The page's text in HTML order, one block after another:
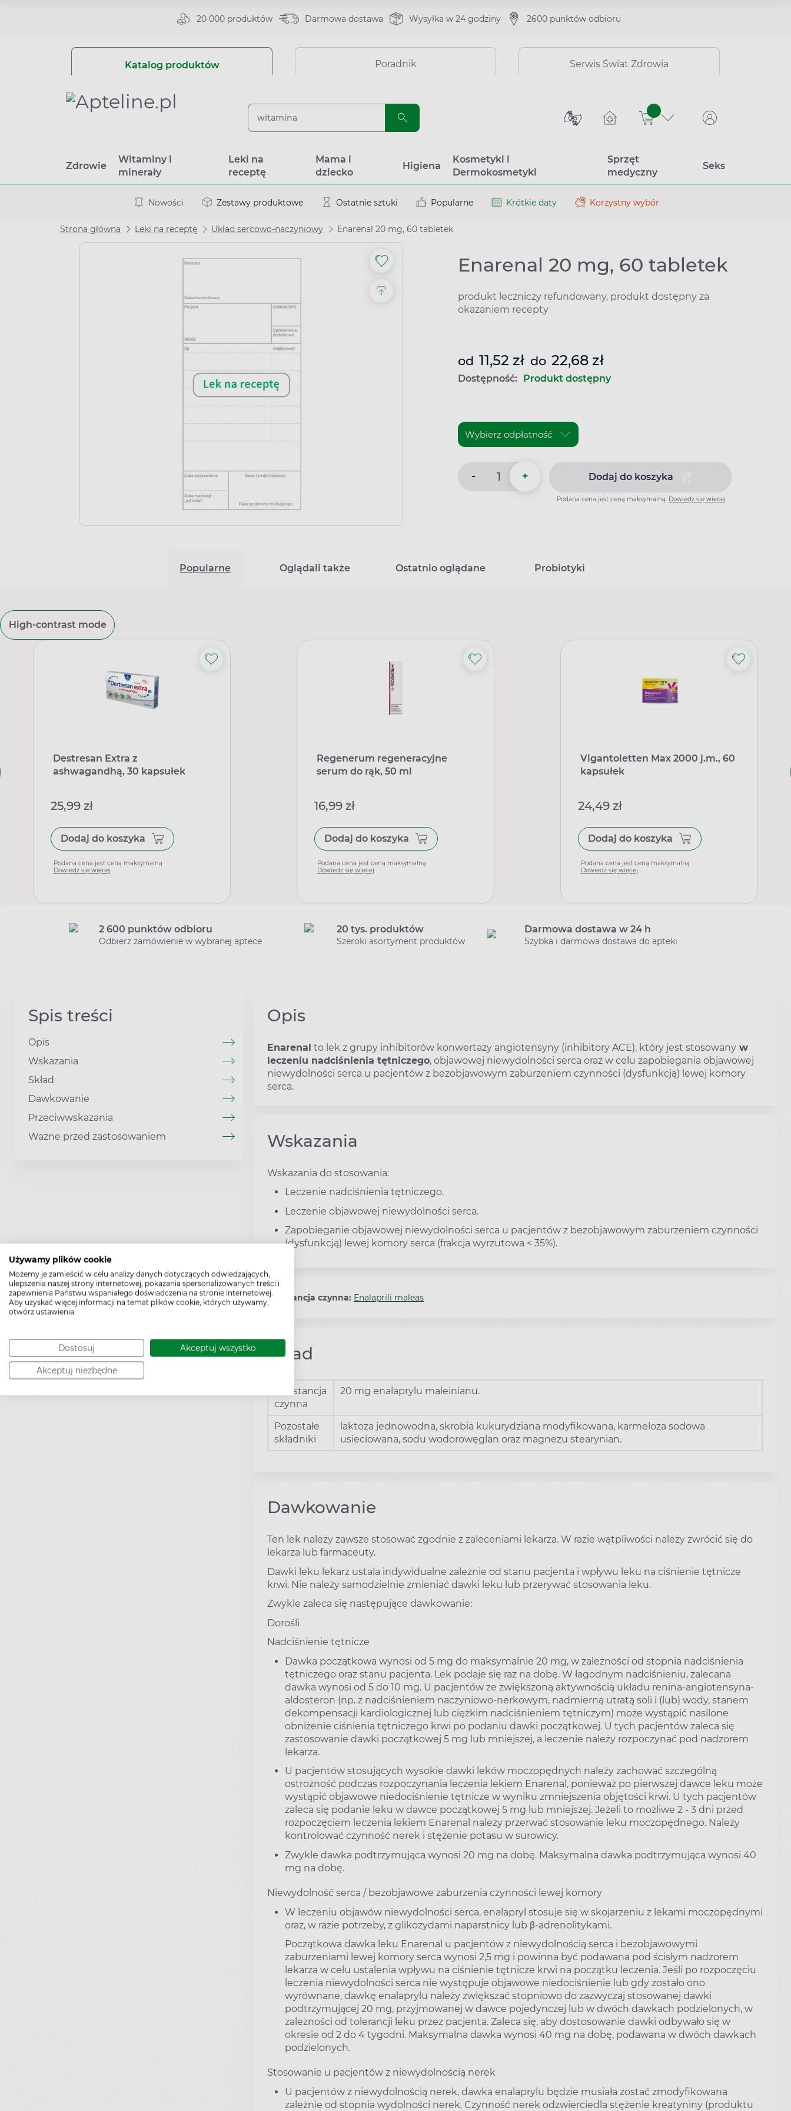
Używamy plików cookie
Możemy je zamieścić w celu analizy danych dotyczących odwiedzających,
ulepszenia naszej strony internetowej, pokazania spersonalizowanych treści i
zapewnienia Państwu wspaniałego doświadczenia na stronie internetowej.
Aby uzyskać więcej informacji na temat plików cookie, których używamy,
otwórz ustawienia.
Dostosuj Akceptuj wszystko
Akceptuj niezbędne
20 000 produktów Darmowa dostawa Wysyłka w 24 godziny 2600 punktów odbioru
Katalog produktów Poradnik Serwis Świat Zdrowia
sztuk
Zdrowie
Witaminy i
minerały
Leki na
receptę
Mama i
dziecko
Higiena
Kosmetyki i
Dermokosmetyki
Sprzęt
medyczny
Seks
Nowości Zestawy produktowe Ostatnie sztuki Popularne Krótkie daty Korzystny wybór
Strona główna Leki na receptę Układ sercowo-naczyniowy Enarenal 20 mg, 60 tabletek
Enarenal 20 mg, 60 tabletek
produkt leczniczy refundowany, produkt dostępny za
okazaniem recepty
od 11,52 zł do 22,68 zł
Dostępność: Produkt dostępny
- + Dodaj do koszykaDodaj do koszyka Enarenal 20
Podana cena jest ceną maksymalną. Dowiedz się więcej
Popularne Oglądali także Ostatnio oglądane Probiotyki
High-contrast mode
Destresan Extra z
ashwagandhą, 30 kapsułek
25,99 zł
Dodaj do koszyka
Podana cena jest ceną maksymalną
Dowiedz się więcej
Regenerum regeneracyjne
serum do rąk, 50 ml
16,99 zł
Dodaj do koszyka
Podana cena jest ceną maksymalną
Dowiedz się więcej
Vigantoletten Max 2000 j.m., 60
kapsułek
24,49 zł
Dodaj do koszyka
Podana cena jest ceną maksymalną
Dowiedz się więcej
2 600 punktów odbioru
Odbierz zamówienie w wybranej aptece
20 tys. produktów
Szeroki asortyment produktów
Darmowa dostawa w 24 h
Szybka i darmowa dostawa do apteki
Spis treści
Opis
Wskazania
Skład
Dawkowanie
Przeciwwskazania
Ważne przed zastosowaniem
Opis
Enarenal to lek z grupy inhibitorów konwertazy angiotensyny (inhibitory ACE), który jest stosowany w
leczeniu nadciśnienia tętniczego, objawowej niewydolności serca oraz w celu zapobiegania objawowej
niewydolności serca u pacjentów z bezobjawowym zaburzeniem czynności (dysfunkcją) lewej komory
serca.
Wskazania
Wskazania do stosowania:
Leczenie nadciśnienia tętniczego.
Leczenie objawowej niewydolności serca.
Zapobieganie objawowej niewydolności serca u pacjentów z bezobjawowym zaburzeniem czynności
(dysfunkcją) lewej komory serca (frakcja wyrzutowa < 35%).
Substancja czynna: Enalaprili maleas
Skład
Substancja
czynna
20 mg enalaprylu maleinianu.
Pozostałe
składniki
laktoza jednowodna, skrobia kukurydziana modyfikowana, karmeloza sodowa
usieciowana, sodu wodorowęglan oraz magnezu stearynian.
Dawkowanie
Ten lek należy zawsze stosować zgodnie z zaleceniami lekarza. W razie wątpliwości należy zwrócić się do
lekarza lub farmaceuty.
Dawki leku lekarz ustala indywidualne zależnie od stanu pacjenta i wpływu leku na ciśnienie tętnicze
krwi. Nie należy samodzielnie zmieniać dawki leku lub przerywać stosowania leku.
Zwykle zaleca się następujące dawkowanie:
Dorośli
Nadciśnienie tętnicze
Dawka początkowa wynosi od 5 mg do maksymalnie 20 mg, w zależności od stopnia nadciśnienia
tętniczego oraz stanu pacjenta. Lek podaje się raz na dobę. W łagodnym nadciśnieniu, zalecana
dawka wynosi od 5 do 10 mg. U pacjentów ze zwiększoną aktywnością układu renina-angiotensyna-
aldosteron (np. z nadciśnieniem naczyniowo-nerkowym, nadmierną utratą soli i (lub) wody, stanem
dekompensacji kardiologicznej lub ciężkim nadciśnieniem tętniczym) może wystąpić nasilone
obniżenie ciśnienia tętniczego krwi po podaniu dawki początkowej. U tych pacjentów zaleca się
zastosowanie dawki początkowej 5 mg lub mniejszej, a leczenie należy rozpoczynać pod nadzorem
lekarza.
U pacjentów stosujących wysokie dawki leków moczopędnych należy zachować szczególną
ostrożność podczas rozpoczynania leczenia lekiem Enarenal, ponieważ po pierwszej dawce leku może
wystąpić objawowe niedociśnienie tętnicze w wyniku zmniejszenia objętości krwi. U tych pacjentów
zaleca się podanie leku w dawce początkowej 5 mg lub mniejszej. Jeżeli to możliwe 2 - 3 dni przed
rozpoczęciem leczenia lekiem Enarenal należy przerwać stosowanie leku moczopędnego. Należy
kontrolować czynność nerek i stężenie potasu w surowicy.
Zwykle dawka podtrzymująca wynosi 20 mg na dobę. Maksymalna dawka podtrzymująca wynosi 40
mg na dobę.
Niewydolność serca / bezobjawowe zaburzenia czynności lewej komory
W leczeniu objawów niewydolności serca, enalapryl stosuje się w skojarzeniu z lekami moczopędnymi
oraz, w razie potrzeby, z glikozydami naparstnicy lub β-adrenolitykami.
Początkowa dawka leku Enarenal u pacjentów z niewydolnością serca i bezobjawowymi
zaburzeniami lewej komory serca wynosi 2,5 mg i powinna być podawana pod ścisłym nadzorem
lekarza w celu ustalenia wpływu na ciśnienie tętnicze krwi na początku leczenia. Jeśli po rozpoczęciu
leczenia niewydolności serca nie występuje objawowe niedociśnienie lub gdy zostało ono
wyrównane, dawkę enalaprylu należy zwiększać stopniowo do zazwyczaj stosowanej dawki
podtrzymującej 20 mg, przyjmowanej w dawce pojedynczej lub w dwóch dawkach podzielonych, w
zależności od tolerancji leku przez pacjenta. Zaleca się, aby dostosowanie dawki odbywało się w
okresie od 2 do 4 tygodni. Maksymalna dawka wynosi 40 mg na dobę, podawana w dwóch dawkach
podzielonych.
Stosowanie u pacjentów z niewydolnością nerek
U pacjentów z niewydolnością nerek, dawka enalaprylu będzie musiała zostać zmodyfikowana
zależnie od stopnia wydolności nerek. Czynność nerek odzwierciedla stężenie kreatyniny (produktu